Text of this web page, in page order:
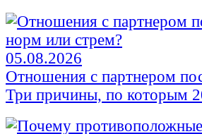
05.08.2026
Отношения с партнером
Три причины, по которым